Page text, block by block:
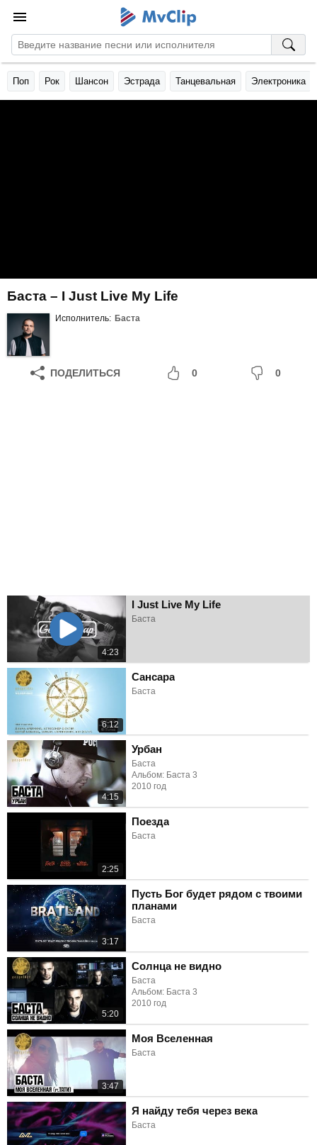
Поп Рок Шансон Эстрада Танцевальная Электроника
Баста – I Just Live My Life
Исполнитель: Баста
ПОДЕЛИТЬСЯ 0 0
4:23
I Just Live My Life
Баста
6:12
Сансара
Баста
4:15
Урбан
Баста
Альбом: Баста 3
2010 год
2:25
Поезда
Баста
3:17
Пусть Бог будет рядом с твоими
планами
Баста
5:20
Солнца не видно
Баста
Альбом: Баста 3
2010 год
3:47
Моя Вселенная
Баста
Я найду тебя через века
Баста